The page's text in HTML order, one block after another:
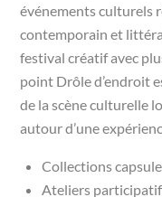
événements culturels
contemporain et
festival créatif avec
point Drôle d’endroit
de la scène culturelle
autour d’une
Collections
Ateliers